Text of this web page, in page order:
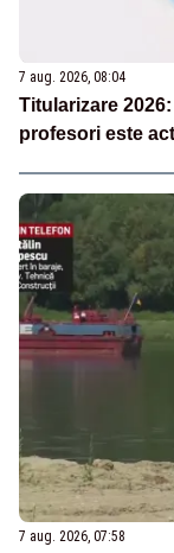
7 aug. 2026, 08:04
Titularizare
profesori este
7 aug. 2026, 07:58